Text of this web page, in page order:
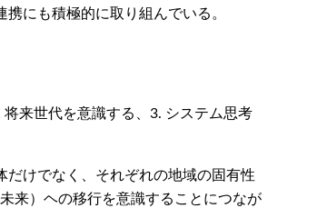
にも積極的に取り組んでいる。
来世代を意識する、3. システム思考
けでなく、それぞれの地域の固有性
来）ヘの移行を意識することにつなが